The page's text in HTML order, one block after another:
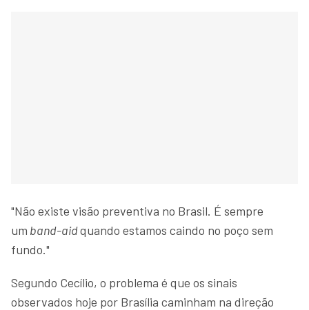
"Não existe visão preventiva no Brasil. É sempre
um band-aidquando estamos caindo no poço sem
fundo."
Segundo Cecílio, o problema é que os sinais
observados hoje por Brasília caminham na direção